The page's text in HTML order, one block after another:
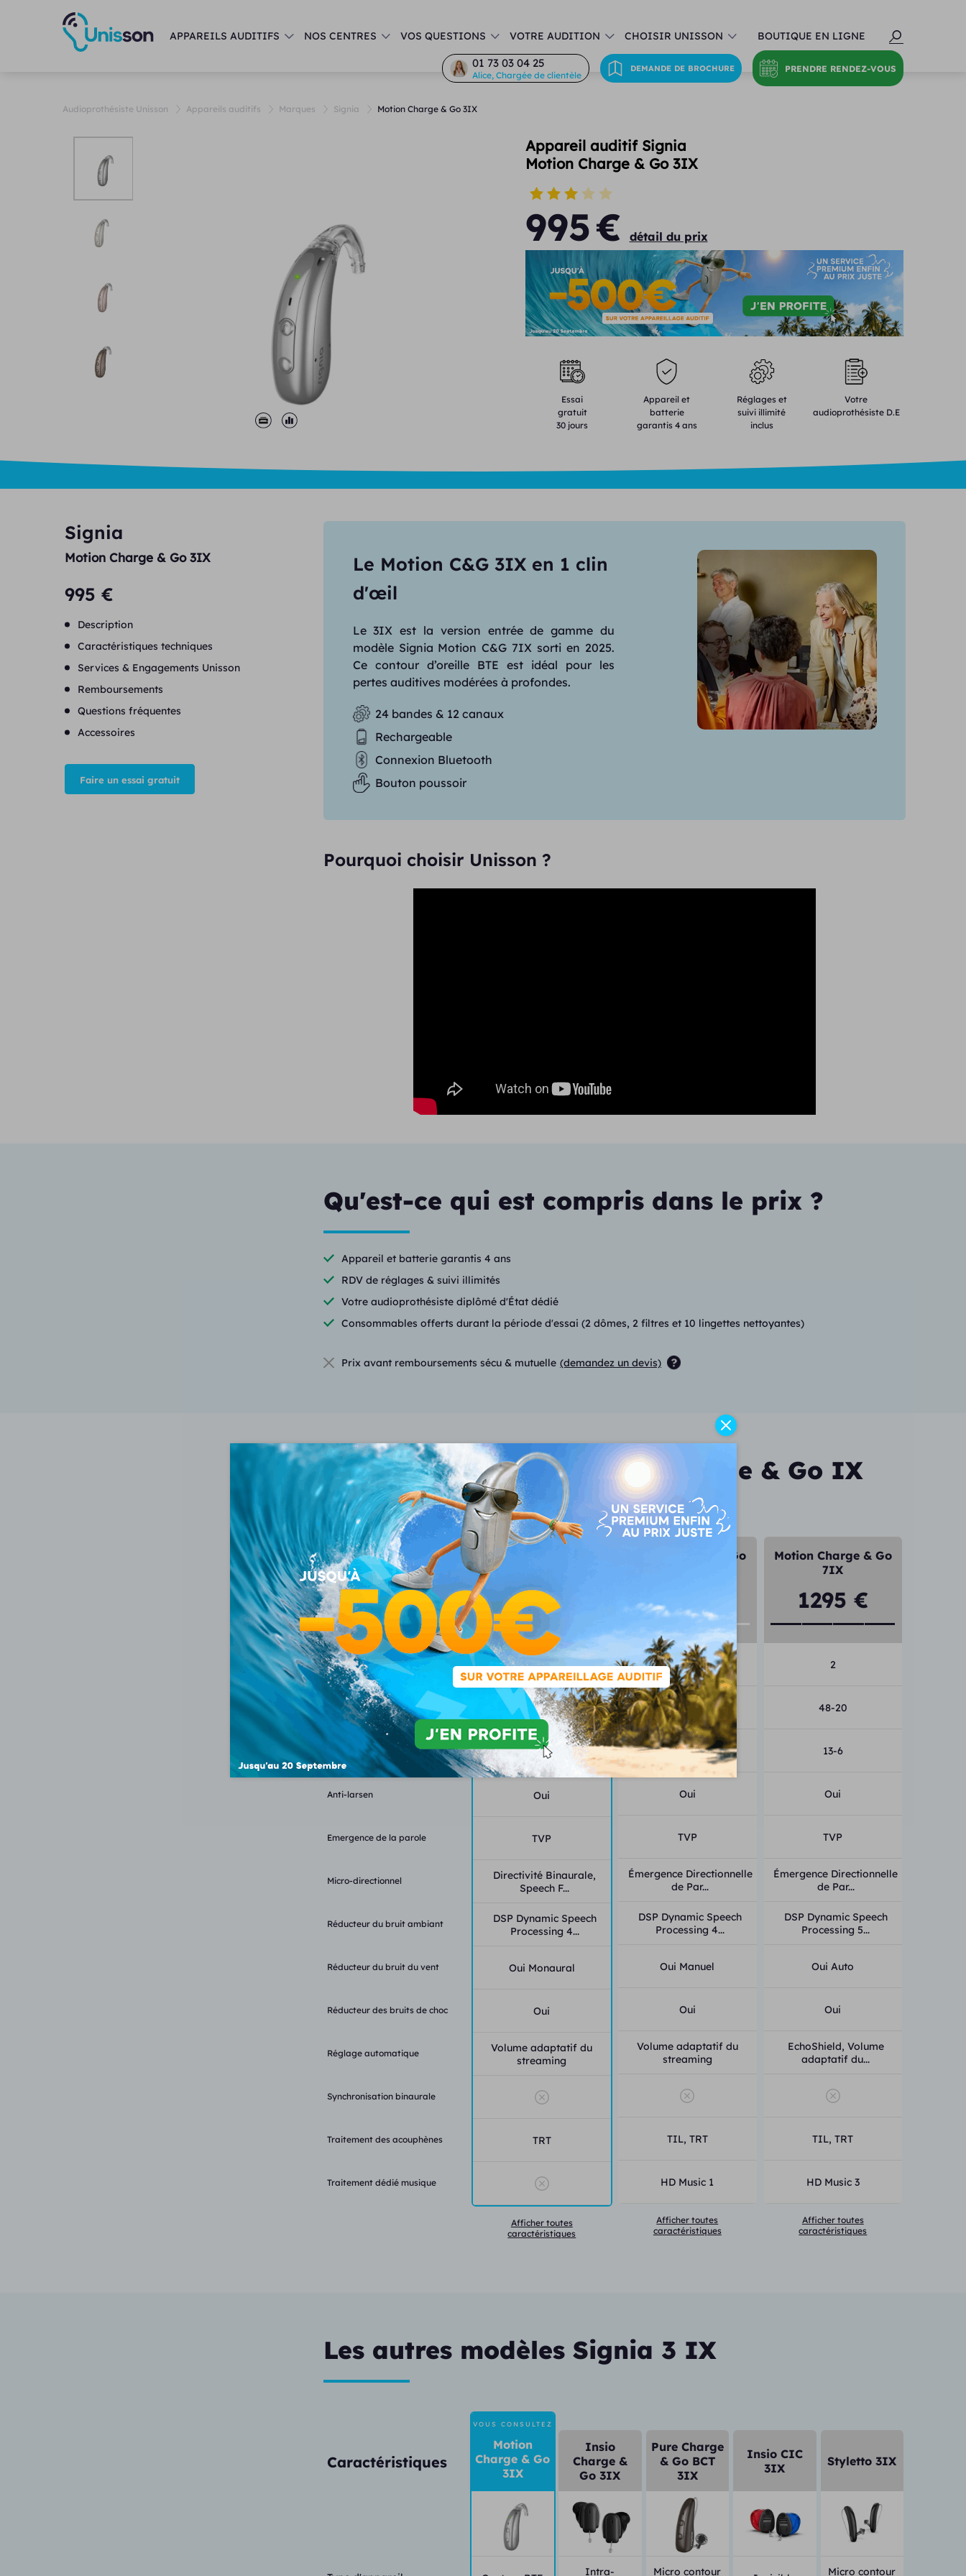
APPAREILS AUDITIFS NOS CENTRES VOS QUESTIONS VOTRE AUDITION CHOISIR UNISSON BOUTIQUE EN LIGNE
01 73 03 04 25
Alice, Chargée de clientèle
DEMANDE DE BROCHURE PRENDRE RENDEZ-VOUS
Audioprothésiste Unisson Appareils auditifs Marques Signia Motion Charge & Go 3IX
Appareil auditif Signia
Motion Charge & Go 3IX
995€ détail du prix
Essai
gratuit
30 jours
Appareil et
batterie
garantis 4 ans
Réglages et
suivi illimité
inclus
Votre
audioprothésiste D.E
Signia
Motion Charge & Go 3IX
995 €
Description
Caractéristiques techniques
Services & Engagements Unisson
Remboursements
Questions fréquentes
Accessoires
Faire un essai gratuit
Le Motion C&G 3IX en 1 clin
d'œil
Le 3IX est la version entrée de gamme du
modèle Signia Motion C&G 7IX sorti en 2025.
Ce contour d’oreille BTE est idéal pour les
pertes auditives modérées à profondes.
24 bandes & 12 canaux
Rechargeable
Connexion Bluetooth
Bouton poussoir
Pourquoi choisir Unisson ?
Qu'est-ce qui est compris dans le prix ?
Appareil et batterie garantis 4 ans
RDV de réglages & suivi illimités
Votre audioprothésiste diplômé d'État dédié
Consommables offerts durant la période d'essai (2 dômes, 2 filtres et 10 lingettes nettoyantes)
Prix avant remboursements sécu & mutuelle (demandez un devis)
Fonctionnalités du Motion Charge & Go IX
Fonctionnalités
Classe
Canaux - bandes
Programmes - mémoires
Anti-larsen
Emergence de la parole
Micro-directionnel
Réducteur du bruit ambiant
Réducteur du bruit du vent
Réducteur des bruits de choc
Réglage automatique
Synchronisation binaurale
Traitement des acouphènes
Traitement dédié musique
VOUS CONSULTEZ
Motion Charge & Go
995 €
2
24-12
13-6
Oui
TVP
Directivité Binaurale,
Speech F...
DSP Dynamic Speech
Processing 4...
Oui Monaural
Oui
Volume adaptatif du
streaming
TRT
Afficher toutes
caractéristiques
Motion Charge & Go
1095 €
2
32-16
13-6
Oui
TVP
Émergence Directionnelle
de Par...
DSP Dynamic Speech
Processing 4...
Oui Manuel
Oui
Volume adaptatif du
streaming
TIL, TRT
HD Music 1
Afficher toutes
caractéristiques
Motion Charge & Go
7IX
1295 €
2
48-20
13-6
Oui
TVP
Émergence Directionnelle
de Par...
DSP Dynamic Speech
Processing 5...
Oui Auto
Oui
EchoShield, Volume
adaptatif du...
TIL, TRT
HD Music 3
Afficher toutes
caractéristiques
Les autres modèles Signia 3 IX
Caractéristiques
VOUS CONSULTEZ
Motion
Charge & Go
3IX
Insio
Charge &
Go 3IX
Intra-
Pure Charge
& Go BCT
3IX
Micro contour
Insio CIC
3IX
Styletto 3IX
Micro contour